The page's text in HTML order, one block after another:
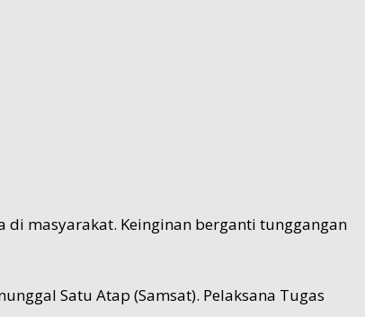
masyarakat. Keinginan berganti tunggangan
Satu Atap (Samsat). Pelaksana Tugas